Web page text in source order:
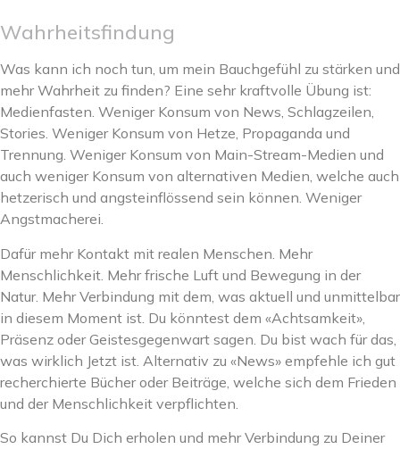
Wahrheitsfindung
Was kann ich noch tun, um mein Bauchgefühl zu stärken und
mehr Wahrheit zu finden? Eine sehr kraftvolle Übung ist:
Medienfasten. Weniger Konsum von News, Schlagzeilen,
Stories. Weniger Konsum von Hetze, Propaganda und
Trennung. Weniger Konsum von Main-Stream-Medien und
auch weniger Konsum von alternativen Medien, welche auch
hetzerisch und angsteinflössend sein können. Weniger
Angstmacherei.
Dafür mehr Kontakt mit realen Menschen. Mehr
Menschlichkeit. Mehr frische Luft und Bewegung in der
Natur. Mehr Verbindung mit dem, was aktuell und unmittelbar
in diesem Moment ist. Du könntest dem «Achtsamkeit»,
Präsenz oder Geistesgegenwart sagen. Du bist wach für das,
was wirklich Jetzt ist. Alternativ zu «News» empfehle ich gut
recherchierte Bücher oder Beiträge, welche sich dem Frieden
und der Menschlichkeit verpflichten.
So kannst Du Dich erholen und mehr Verbindung zu Deiner